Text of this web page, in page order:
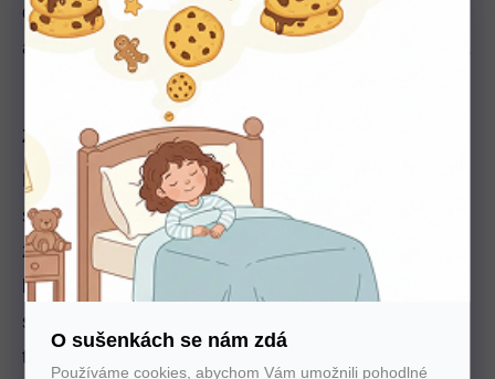
O sušenkách se nám zdá
Používáme cookies, abychom Vám umožnili pohodlné
dvě třetiny dne. A aby se dokázal vyspat do sytosti
a s minimem rizik, je nutné zavést několik opatření.
Zástava dechu
Noční můra každého rodiče novorozence je
syndrom náhlého úmrtí. Dítě ve spánku přestane
znenadání dýchat a bez náležité lékařské pomoci
během pár minut umírá. Málokdy se dá tento
syndrom předvídat, ale jde zabránit nejhoršímu, a
to koupí monitoru dechu. Toto sofistikované